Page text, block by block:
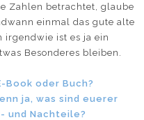
Zahlen betrachtet, glaube
einmal das gute alte
irgendwie ist es ja ein
Besonderes bleiben.
Book oder Buch?
ja, was sind euerer
und Nachteile?